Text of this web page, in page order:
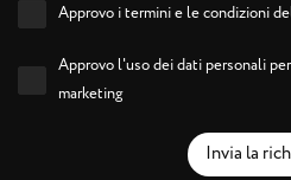
Approvo i termini e le condizioni
Approvo l'uso dei dati personali
marketing
Invia la